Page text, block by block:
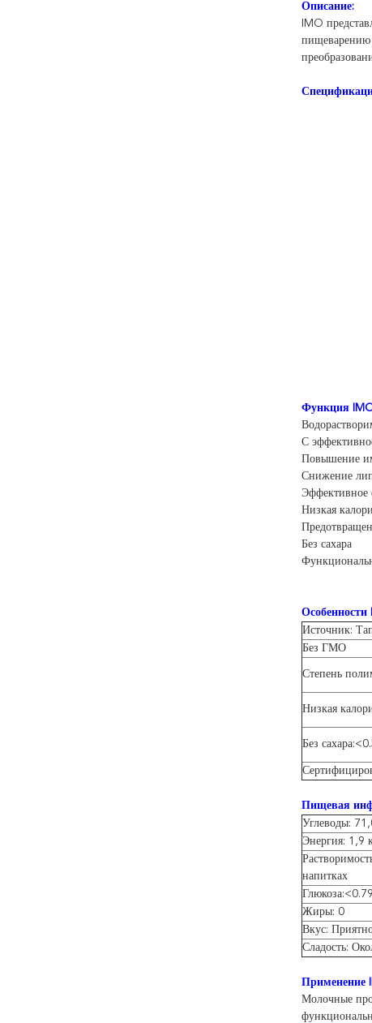
Описание:
IMO
пищеварению
Функция
С
Повышение
Снижение
Эффективное
Низкая
Без сахара
Особенности
Источник:
Без ГМО
Степень
Низкая
Без
Пищевая
Углеводы:
Энергия: 1,9
напитках
Глюкоза:<0.79
Жиры: 0
Вкус:
Сладость:
Применение
Молочные